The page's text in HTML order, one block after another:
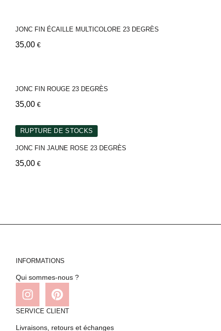
JONC FIN ÉCAILLE MULTICOLORE 23 DEGRÈS
35,00 €
JONC FIN ROUGE 23 DEGRÈS
35,00 €
RUPTURE DE STOCKS
JONC FIN JAUNE ROSE 23 DEGRÈS
35,00 €
INFORMATIONS
Qui sommes-nous ?
SERVICE CLIENT
Livraisons, retours et échanges